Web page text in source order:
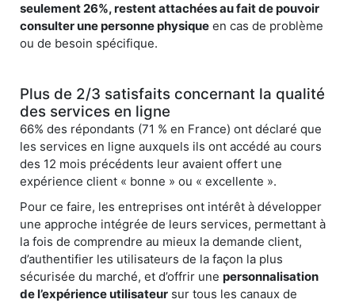
seulement 26%, restent attachées au fait de pouvoir
consulter une personne physique en cas de problème
ou de besoin spécifique.
Plus de 2/3 satisfaits concernant la qualité
des services en ligne
66% des répondants (71 % en France) ont déclaré que
les services en ligne auxquels ils ont accédé au cours
des 12 mois précédents leur avaient offert une
expérience client « bonne » ou « excellente ».
Pour ce faire, les entreprises ont intérêt à développer
une approche intégrée de leurs services, permettant à
la fois de comprendre au mieux la demande client,
d’authentifier les utilisateurs de la façon la plus
sécurisée du marché, et d’offrir une personnalisation
de l’expérience utilisateur sur tous les canaux de